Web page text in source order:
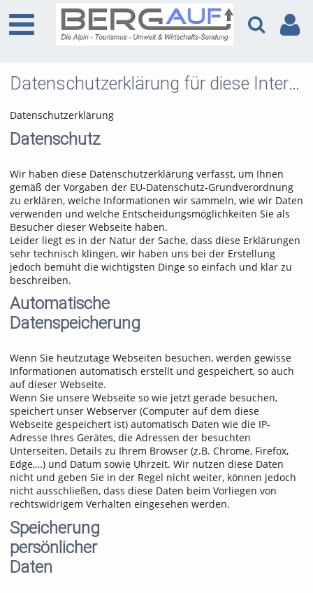
Datenschutzerklärung für diese Internetseite inkl. Unterseiten
Datenschutzerklärung
Datenschutz
Wir haben diese Datenschutzerklärung verfasst, um Ihnen
gemäß der Vorgaben der EU-Datenschutz-Grundverordnung
zu erklären, welche Informationen wir sammeln, wie wir Daten
verwenden und welche Entscheidungsmöglichkeiten Sie als
Besucher dieser Webseite haben.
Leider liegt es in der Natur der Sache, dass diese Erklärungen
sehr technisch klingen, wir haben uns bei der Erstellung
jedoch bemüht die wichtigsten Dinge so einfach und klar zu
beschreiben.
Automatische
Datenspeicherung
Wenn Sie heutzutage Webseiten besuchen, werden gewisse
Informationen automatisch erstellt und gespeichert, so auch
auf dieser Webseite.
Wenn Sie unsere Webseite so wie jetzt gerade besuchen,
speichert unser Webserver (Computer auf dem diese
Webseite gespeichert ist) automatisch Daten wie die IP-
Adresse Ihres Gerätes, die Adressen der besuchten
Unterseiten, Details zu Ihrem Browser (z.B. Chrome, Firefox,
Edge,…) und Datum sowie Uhrzeit. Wir nutzen diese Daten
nicht und geben Sie in der Regel nicht weiter, können jedoch
nicht ausschließen, dass diese Daten beim Vorliegen von
rechtswidrigem Verhalten eingesehen werden.
Speicherung
persönlicher
Daten